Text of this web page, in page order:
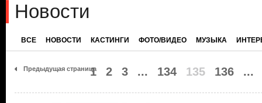
Новости
ВСЕ НОВОСТИ КАСТИНГИ ФОТО/ВИДЕО МУЗЫКА
Предыдущая страница
1 2 3 ... 134 135 136 ...